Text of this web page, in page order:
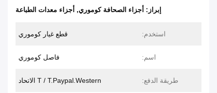
إبراز: أجزاء الصحافة كوموري, أجزاء معدات الطباعة
استخدم: قطع غيار كوموري
اسم: فاصل كوموري
طريقة الدفع: T / T.Paypal.Western الاتحاد